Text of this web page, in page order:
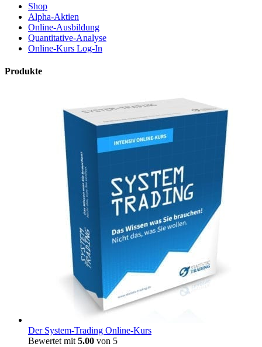
Shop
Alpha-Aktien
Online-Ausbildung
Quantitative-Analyse
Online-Kurs Log-In
Produkte
Der System-Trading Online-Kurs
Bewertet mit 5.00 von 5